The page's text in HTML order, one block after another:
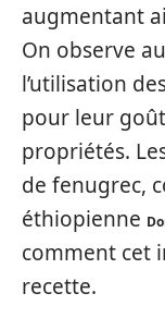
augmentant
On observe
l’utilisation
pour leur
propriétés.
de fenugrec,
éthiopienne
comment cet
recette.